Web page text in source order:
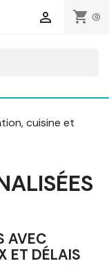
shopping_cart (0)

cuisine et
AVEC
ET DÉLAIS